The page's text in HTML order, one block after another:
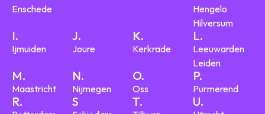
Enschede
Hengelo
Hilversum
I.
Ijmuiden
J.
Joure
K.
Kerkrade
L.
Leeuwarden
Leiden
M.
Maastricht
N.
Nijmegen
O.
Oss
P.
Purmerend
R. S T. U.